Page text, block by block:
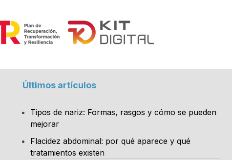
Últimos artículos
Tipos de nariz: Formas, rasgos y cómo se pueden
mejorar
Flacidez abdominal: por qué aparece y qué
tratamientos existen